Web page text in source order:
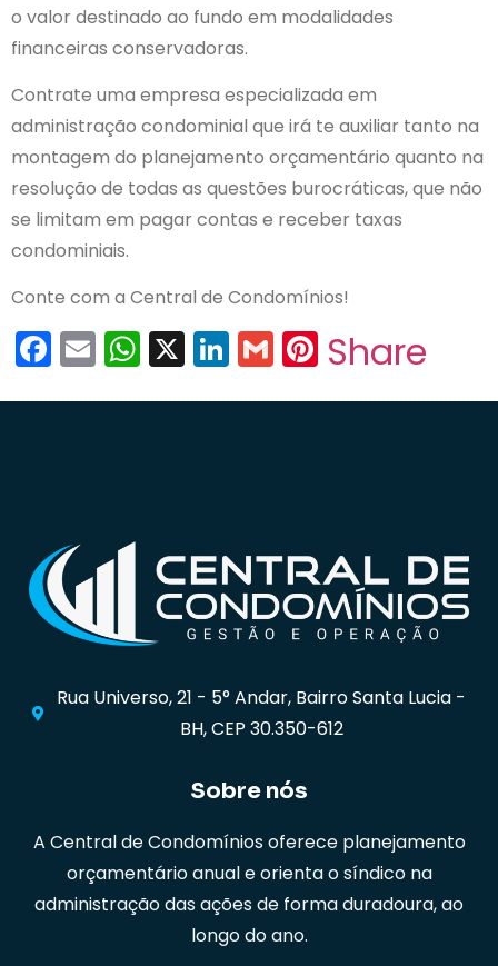
o valor destinado ao fundo em modalidades
financeiras conservadoras.
Contrate uma empresa especializada em
administração condominial que irá te auxiliar tanto na
montagem do planejamento orçamentário quanto na
resolução de todas as questões burocráticas, que não
se limitam em pagar contas e receber taxas
condominiais.
Conte com a Central de Condomínios!
Facebook
EmailWhatsApp
X LinkedIn
GmailPinterest
Share
Rua Universo, 21 - 5° Andar, Bairro Santa Lucia -
BH, CEP 30.350-612
Sobre nós
A Central de Condomínios oferece planejamento
orçamentário anual e orienta o síndico na
administração das ações de forma duradoura, ao
longo do ano.